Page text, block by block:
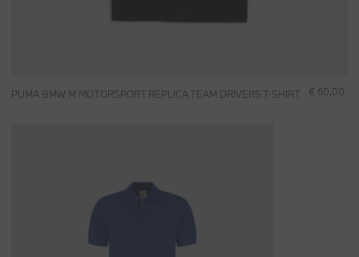
€ 60,00
PUMA BMW M MOTORSPORT REPLICA TEAM DRIVERS T-SHIRT